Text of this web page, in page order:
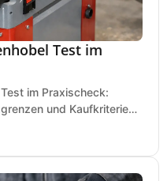
Test im
im Praxischeck:
und Kaufkriterien